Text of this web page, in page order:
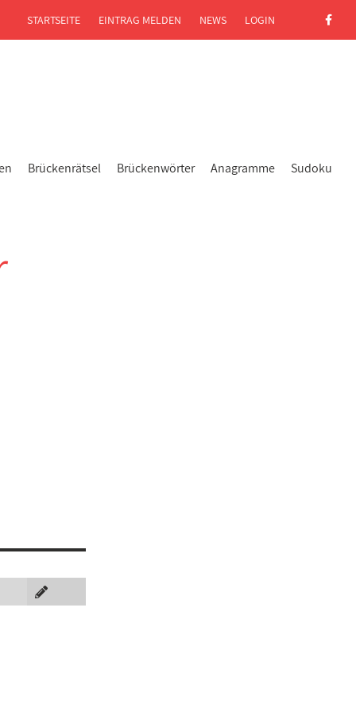
Brückenrätsel Brückenwörter Anagramme Sudoku
STARTSEITE EINTRAG MELDEN NEWS LOGIN